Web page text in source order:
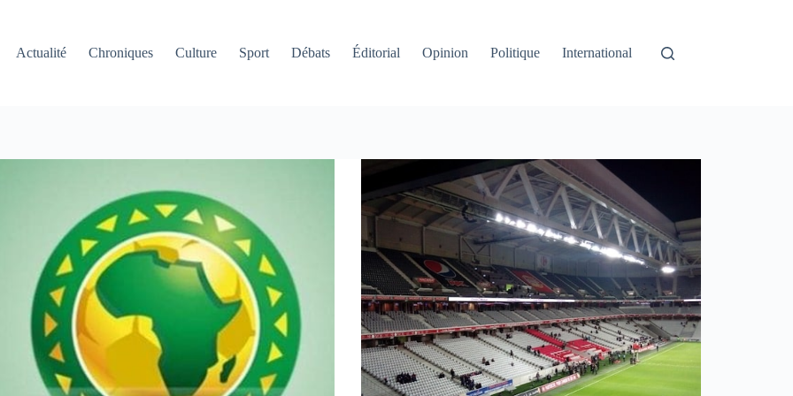
Actualité
Chroniques Culture Sport Débats Éditorial Opinion Politique International